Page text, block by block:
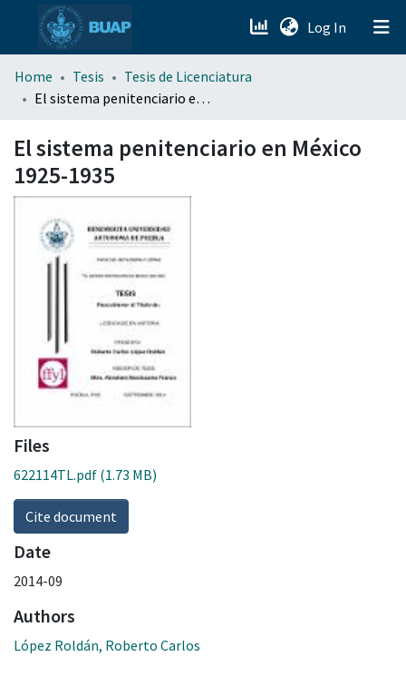
Log In (current)
menu.section.about_menu
Home Tesis
Tesis de Licenciatura
El sistema penitenciario en México 1925-1935
El sistema penitenciario en México
1925-1935
Files
622114TL.pdf (1.73 MB)
Cite document
Date
2014-09
Authors
López Roldán, Roberto Carlos